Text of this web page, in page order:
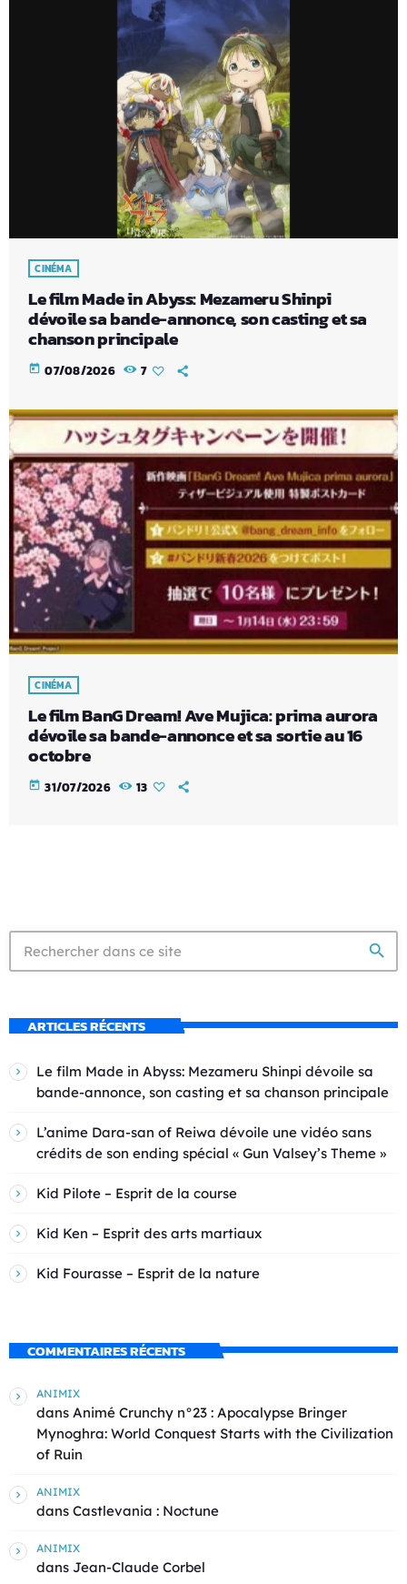
CINÉMA
Le film Made in Abyss: Mezameru Shinpi
dévoile sa bande-annonce, son casting et sa
chanson principale
today 07/08/2026 7
CINÉMA
Le film BanG Dream! Ave Mujica: prima aurora
dévoile sa bande-annonce et sa sortie au 16
octobre
today 31/07/2026 13
search
ARTICLES RÉCENTS
Le film Made in Abyss: Mezameru Shinpi dévoile sa
bande-annonce, son casting et sa chanson principale
L’anime Dara-san of Reiwa dévoile une vidéo sans
crédits de son ending spécial « Gun Valsey’s Theme »
Kid Pilote – Esprit de la course
Kid Ken – Esprit des arts martiaux
Kid Fourasse – Esprit de la nature
COMMENTAIRES RÉCENTS
ANIMIX
dans Animé Crunchy n°23 : Apocalypse Bringer
Mynoghra: World Conquest Starts with the Civilization
of Ruin
ANIMIX
dans Castlevania : Noctune
ANIMIX
dans Jean-Claude Corbel